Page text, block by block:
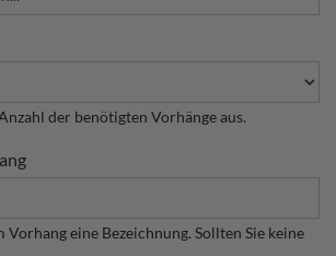
der benötigten Vorhänge aus.
Vorhang eine Bezeichnung. Sollten Sie keine